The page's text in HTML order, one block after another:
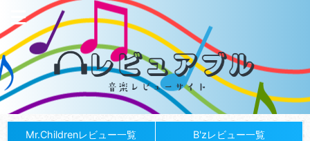
Mr.Childrenレビュー一覧 B'zレビュー一覧